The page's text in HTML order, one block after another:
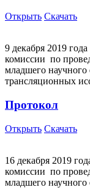
Открыть Скачать
9 декабря 2019
комиссии по
младшего научного
трансляционных
Протокол
Открыть Скачать
16 декабря 2019
комиссии по
младшего научного